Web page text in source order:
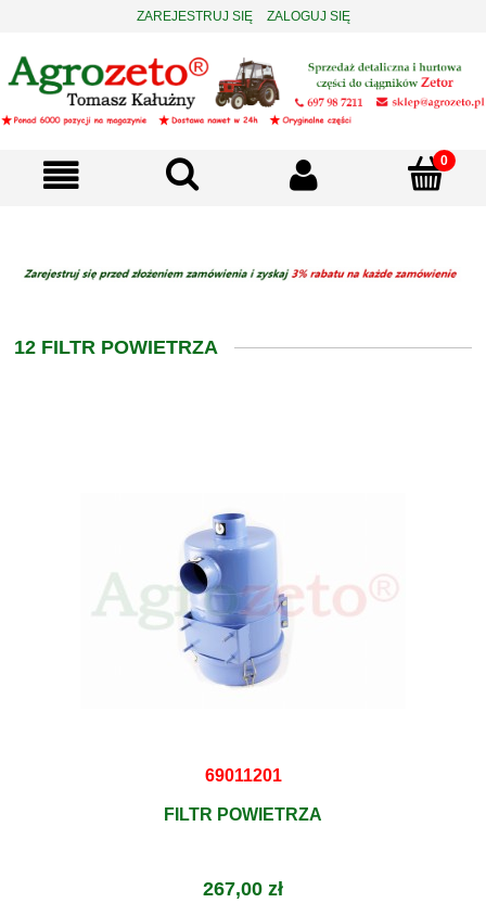
ZAREJESTRUJ SIĘ ZALOGUJ SIĘ
12 FILTR POWIETRZA
69011201
FILTR POWIETRZA
267,00 zł